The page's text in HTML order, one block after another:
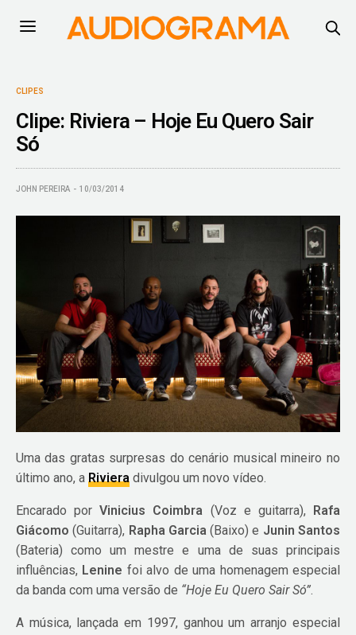
CLIPES
Clipe: Riviera – Hoje Eu Quero Sair
Só
JOHN PEREIRA 10/03/2014
Uma das gratas surpresas do cenário musical mineiro no
último ano, aRiviera divulgou um novo vídeo.
Encarado porVinicius Coimbra (Voz e guitarra), Rafa
Giácomo (Guitarra), Rapha Garcia(Baixo) e Junin Santos
(Bateria) como um mestre e uma de suas principais
influências, Lenine foi alvo de uma homenagem especial
da banda com uma versão de “Hoje Eu Quero Sair Só”.
A música, lançada em 1997, ganhou um arranjo especial